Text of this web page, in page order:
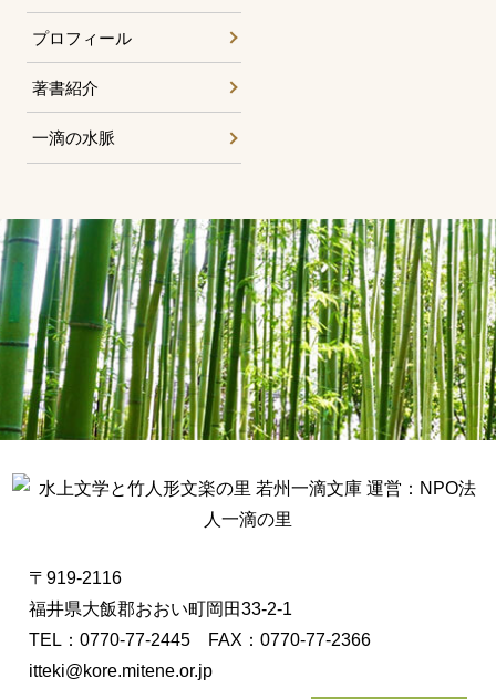
プロフィール
著書紹介
一滴の水脈
〒919-2116
福井県大飯郡おおい町岡田33-2-1
TEL：0770-77-2445 FAX：0770-77-2366
itteki@kore.mitene.or.jp